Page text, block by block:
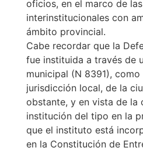
oficios, en el marco de
interinstitucionales con
ámbito provincial.
Cabe recordar que la
fue instituida a través de
municipal (N 8391),
jurisdicción local, de la
obstante, y en vista de la
institución del tipo en la
que el instituto está
en la Constitución de